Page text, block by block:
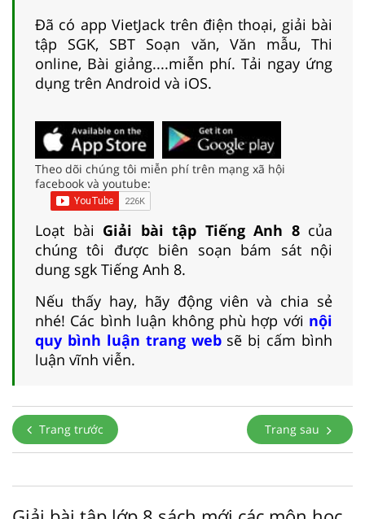
Đã có app VietJack trên điện thoại, giải bài
tập SGK, SBT Soạn văn, Văn mẫu, Thi
online, Bài giảng....miễn phí. Tải ngay ứng
dụng trên Android và iOS.
Theo dõi chúng tôi miễn phí trên mạng xã hội
facebook và youtube:
Loạt bài Giải bài tập Tiếng Anh 8của
chúng tôi được biên soạn bám sát nội
dung sgk Tiếng Anh 8.
Nếu thấy hay, hãy động viên và chia sẻ
nhé! Các bình luận không phù hợp với nội
quy bình luận trang websẽ bị cấm bình
luận vĩnh viễn.
Trang trước Trang sau